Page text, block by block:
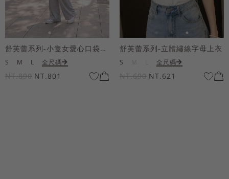
舒芙蕾系列-小隻女愛心口袋寬褲
S M L 全尺碼
NT.890 NT.801
舒芙蕾系列-立體繡線字母上衣
S 全尺碼
NT.690 NT.621